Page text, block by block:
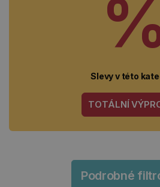
Slevy v této
TOTÁLNÍ
Podrobné